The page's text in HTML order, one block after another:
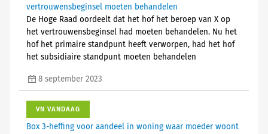
vertrouwensbeginsel moeten behandelen
De Hoge Raad oordeelt dat het hof het beroep van X op
het vertrouwensbeginsel had moeten behandelen. Nu het
hof het primaire standpunt heeft verworpen, had het hof
het subsidiaire standpunt moeten behandelen
8 september 2023
VN VANDAAG
Box 3-heffing voor aandeel in woning waar moeder woont